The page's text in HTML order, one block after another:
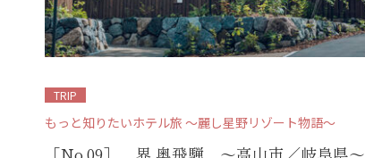
TRIP
もっと知りたいホテル旅 ～麗し星野リゾート物語～